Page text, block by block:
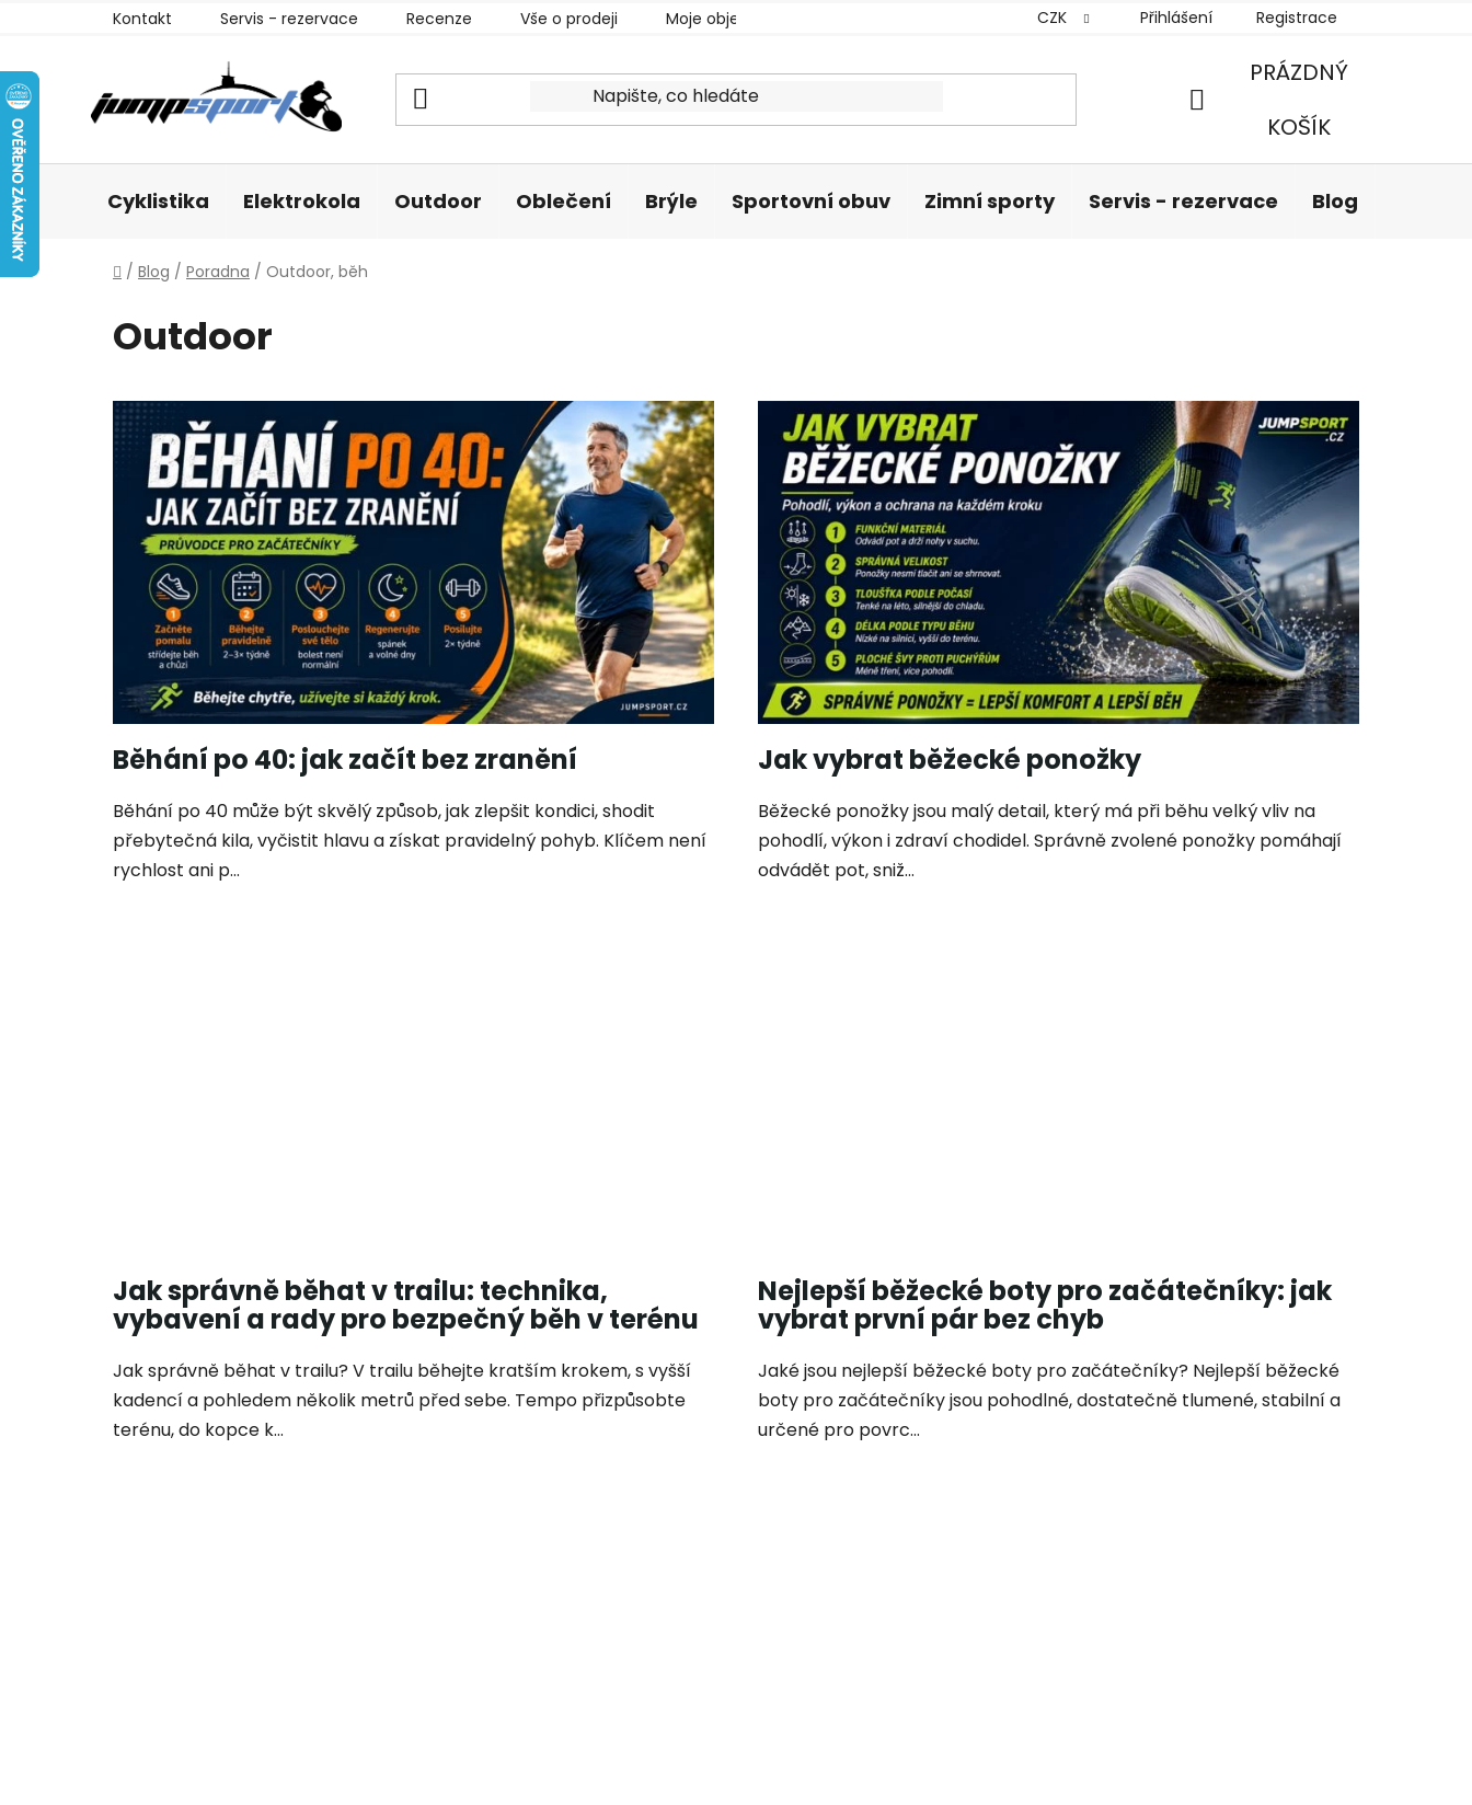
Kontakt Servis - rezervace Recenze Vše o prodeji Moje objednávka CZK Přihlášení Registrace
NÁKUPNÍ
PRÁZDNÝ
KOŠÍK
Cyklistika Elektrokola Outdoor Oblečení Brýle Sportovní obuv Zimní sporty Servis - rezervace Blog
Domů
/ Blog / Poradna / Outdoor, běh
Outdoor
V
ý
p
ů
Běhání po 40: jak začít bez zranění
Běhání po 40 může být skvělý způsob, jak zlepšit kondici, shodit
přebytečná kila, vyčistit hlavu a získat pravidelný pohyb. Klíčem není
rychlost ani p...
Jak vybrat běžecké ponožky
Běžecké ponožky jsou malý detail, který má při běhu velký vliv na
pohodlí, výkon i zdraví chodidel. Správně zvolené ponožky pomáhají
odvádět pot, sniž...
Jak správně běhat v trailu: technika,
vybavení a rady pro bezpečný běh v terénu
Jak správně běhat v trailu? V trailu běhejte kratším krokem, s vyšší
kadencí a pohledem několik metrů před sebe. Tempo přizpůsobte
terénu, do kopce k...
Nejlepší běžecké boty pro začátečníky: jak
vybrat první pár bez chyb
Jaké jsou nejlepší běžecké boty pro začátečníky? Nejlepší běžecké
boty pro začátečníky jsou pohodlné, dostatečně tlumené, stabilní a
určené pro povrc...